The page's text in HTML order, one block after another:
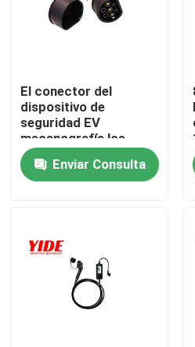
Conector del coche
Conector de la bici de E
Conector de batería de Ebike
Conector de batería de la
El conector del
dispositivo de
seguridad EV
mecanografía los
conectores 5 PIN Male
de la CA del coche de
16A 32A IP68
Enviar Consulta